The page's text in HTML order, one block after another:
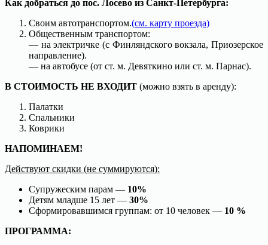
Как добраться до пос. Лосево из Санкт-Петербурга:
Своим автотранспортом.(см. карту проезда)
Общественным транспортом:
— на электричке (с Финляндского вокзала, Приозерское
направление).
— на автобусе (от ст. м. Девяткино или ст. м. Парнас).
В СТОИМОСТЬ НЕ ВХОДИТ (можно взять в аренду):
Палатки
Спальники
Коврики
НАПОМИНАЕМ!
Действуют скидки (не суммируются):
Супружеским парам — 10%
Детям младше 15 лет — 30%
Сформировавшимся группам: от 10 человек — 10 %
ПРОГРАММА: